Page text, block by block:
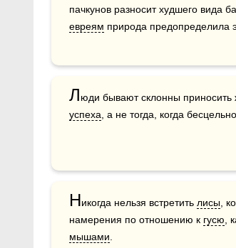
пачкунов разносит худшего вида
евреям природа предопределила
Л
успеха , а не тогда, когда
Никогда нельзя встретить лисы ,
намерения по отношению к гусю ,
мышами